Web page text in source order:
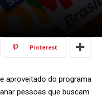
Pinterest
aproveitado do programa
pessoas que buscam